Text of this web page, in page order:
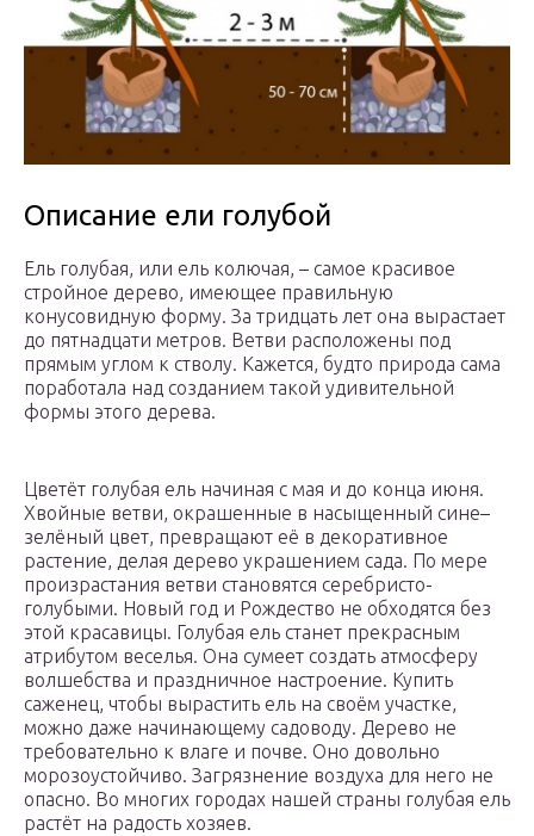
Описание ели голубой
Ель голубая, или ель колючая, – самое красивое
стройное дерево, имеющее правильную
конусовидную форму. За тридцать лет она вырастает
до пятнадцати метров. Ветви расположены под
прямым углом к стволу. Кажется, будто природа сама
поработала над созданием такой удивительной
формы этого дерева.
Цветёт голубая ель начиная с мая и до конца июня.
Хвойные ветви, окрашенные в насыщенный сине–
зелёный цвет, превращают её в декоративное
растение, делая дерево украшением сада. По мере
произрастания ветви становятся серебристо-
голубыми. Новый год и Рождество не обходятся без
этой красавицы. Голубая ель станет прекрасным
атрибутом веселья. Она сумеет создать атмосферу
волшебства и праздничное настроение. Купить
саженец, чтобы вырастить ель на своём участке,
можно даже начинающему садоводу. Дерево не
требовательно к влаге и почве. Оно довольно
морозоустойчиво. Загрязнение воздуха для него не
опасно. Во многих городах нашей страны голубая ель
растёт на радость хозяев.